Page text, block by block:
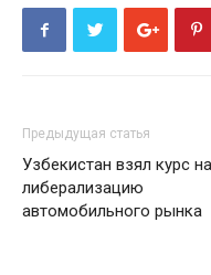
Предыдущая статья
Узбекистан взял курс на
либерализацию
автомобильного рынка